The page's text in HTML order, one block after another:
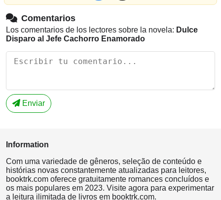
Comentarios
Los comentarios de los lectores sobre la novela: Dulce
Disparo al Jefe Cachorro Enamorado
Enviar
Information
Com uma variedade de gêneros, seleção de conteúdo e
histórias novas constantemente atualizadas para leitores,
booktrk.com oferece gratuitamente romances concluídos e
os mais populares em 2023. Visite agora para experimentar
a leitura ilimitada de livros em booktrk.com.